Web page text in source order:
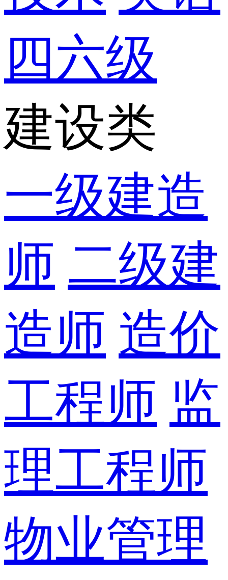
四六级
建设类
一级建造
师 二级建
造师 造价
工程师 监
理工程师
物业管理